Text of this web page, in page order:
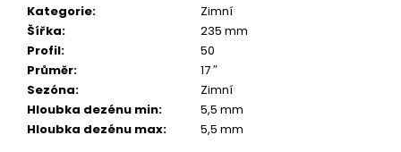
Kategorie:
Zimní
Šířka:
235 mm
Profil:
50
Průměr:
17 ″
Sezóna:
Zimní
Hloubka dezénu min:
5,5 mm
Hloubka dezénu max: 5,5 mm
o
u
č
u
e